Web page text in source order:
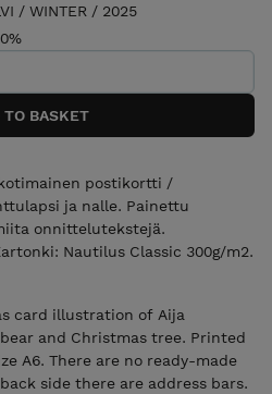
/ WINTER / 2025
postikortti /
ja nalle. Painettu
onnittelutekstejä.
Nautilus Classic 300g/m2.
card illustration of Aija
and Christmas tree. Printed
A6. There are no ready-made
side there are address bars.